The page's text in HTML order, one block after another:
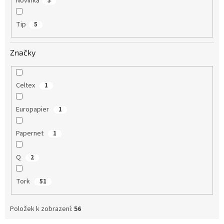
Tip 5
Značky
Celtex 1
Europapier 1
Papernet 1
Q 2
Tork 51
Položek k zobrazení: 56